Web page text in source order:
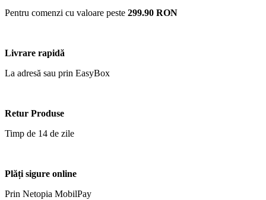
Pentru comenzi cu valoare peste 299.90 RON
Livrare rapidă
La adresă sau prin EasyBox
Retur Produse
Timp de 14 de zile
Plăți sigure online
Prin Netopia MobilPay